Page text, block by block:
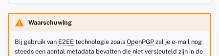
Waarschuwing
Bij gebruik van E2EEtechnologie zoals OpenPGPzal je e-mail nog
steeds een aantal metadata bevatten die niet versleuteld zijn in de